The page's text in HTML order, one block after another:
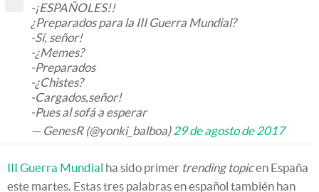
-¡ESPAÑOLES!!
¿Preparados para la III Guerra Mundial?
-Sí, señor!
-¿Memes?
-Preparados
-¿Chistes?
-Cargados,señor!
-Pues al sofá a esperar
— GenesR (@yonki_balboa)29 de agosto de 2017
III Guerra Mundial ha sido primer trending topicen España
este martes. Estas tres palabras en español también han